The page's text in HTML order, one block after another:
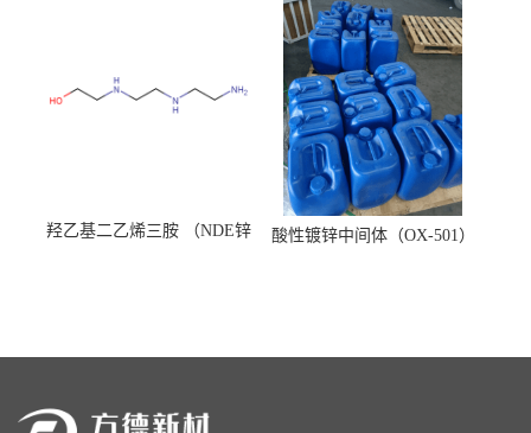
羟乙基二乙烯三胺 （NDE锌
酸性镀锌中间体（OX-501）